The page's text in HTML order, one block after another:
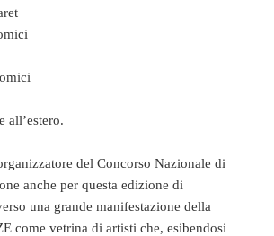
all’estero.
del Concorso Nazionale di
anche per questa edizione di
una grande manifestazione della
come vetrina di artisti che, esibendosi